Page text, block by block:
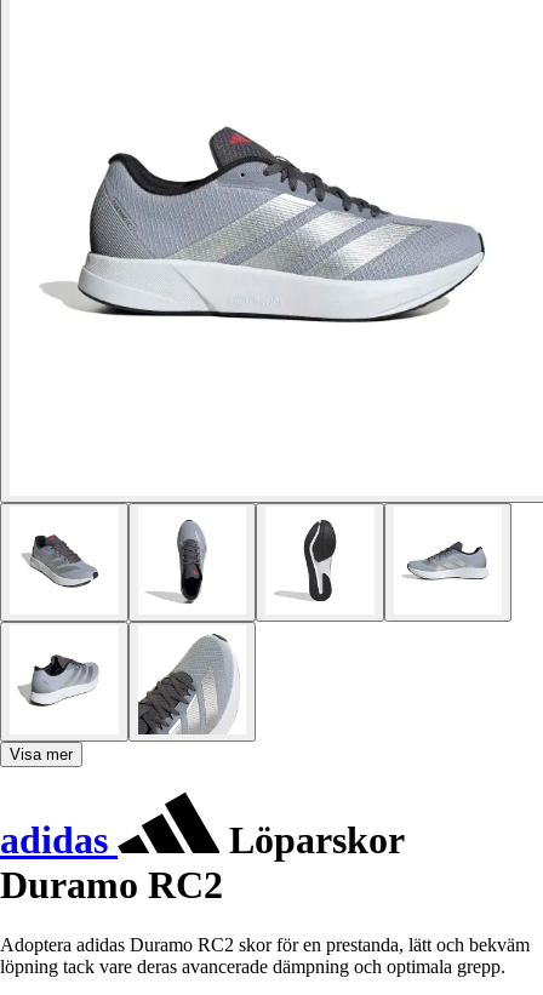
Visa mer
adidas
Löparskor
Duramo RC2
Adoptera adidas Duramo RC2 skor för en prestanda, lätt och bekväm
löpning tack vare deras avancerade dämpning och optimala grepp.